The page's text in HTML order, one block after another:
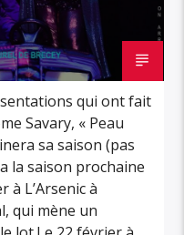
qui ont fait
Savary, « Peau
sa saison (pas
la saison prochaine
à L’Arsenic à
qui mène un